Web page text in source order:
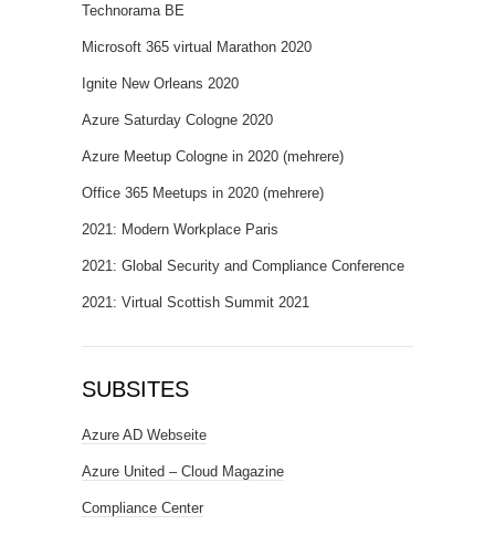
Technorama BE
Microsoft 365 virtual Marathon 2020
Ignite New Orleans 2020
Azure Saturday Cologne 2020
Azure Meetup Cologne in 2020 (mehrere)
Office 365 Meetups in 2020 (mehrere)
2021: Modern Workplace Paris
2021: Global Security and Compliance Conference
2021: Virtual Scottish Summit 2021
SUBSITES
Azure AD Webseite
Azure United – Cloud Magazine
Compliance Center